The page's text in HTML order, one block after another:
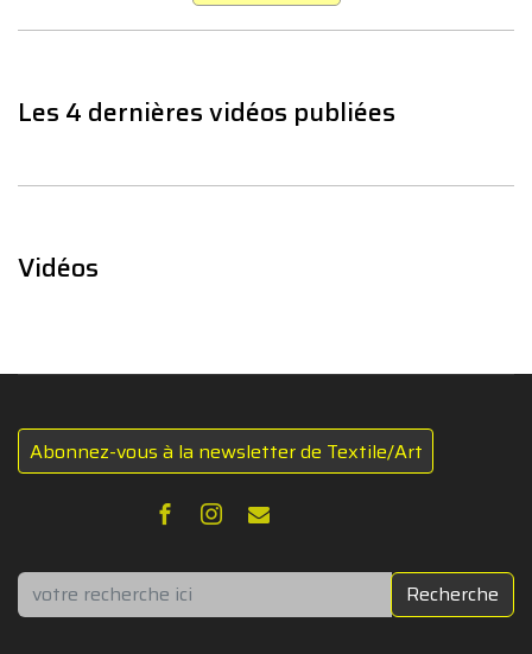
Les 4 dernières vidéos publiées
Vidéos
Abonnez-vous à la newsletter de Textile/Art
Rechercher Recherche